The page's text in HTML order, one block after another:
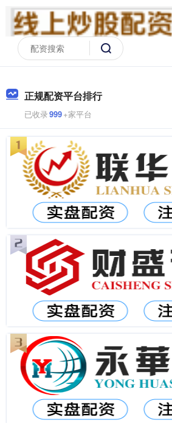
正规配资平台排行
已收录999+家平台